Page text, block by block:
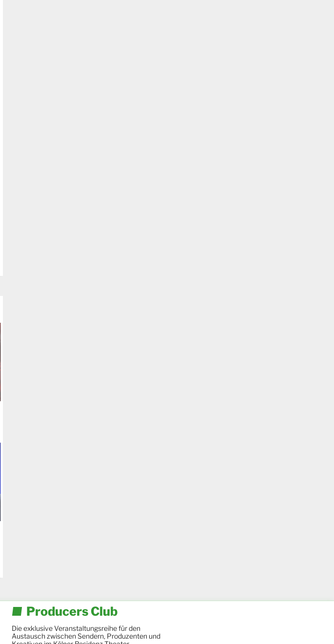
Producers Club
Die exklusive Veranstaltungsreihe für den
Austausch zwischen Sendern, Produzenten und